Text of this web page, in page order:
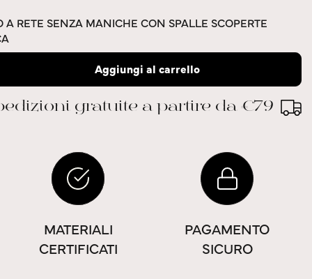
A RETE SENZA MANICHE CON SPALLE SCOPERTE
Aggiungi al carrello
gratuite a partire da €79
MATERIALI
CERTIFICATI
PAGAMENTO
SICURO